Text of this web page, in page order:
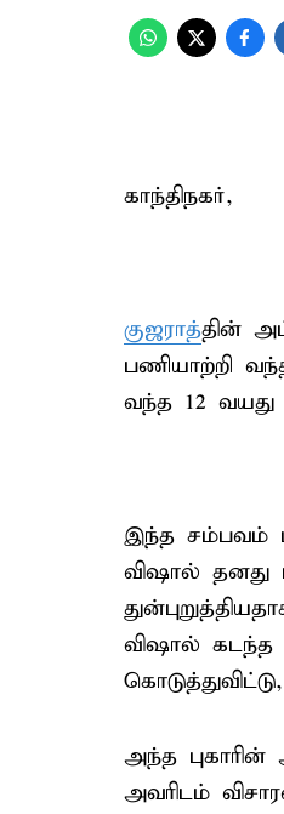
காந்திநகர்,
குஜராத்தின்
பணியாற்றி
வந்த 12 வயது
இந்த சம்பவம்
விஷால் தனது
விஷால் கடந்த
அந்த
அவரிடம்